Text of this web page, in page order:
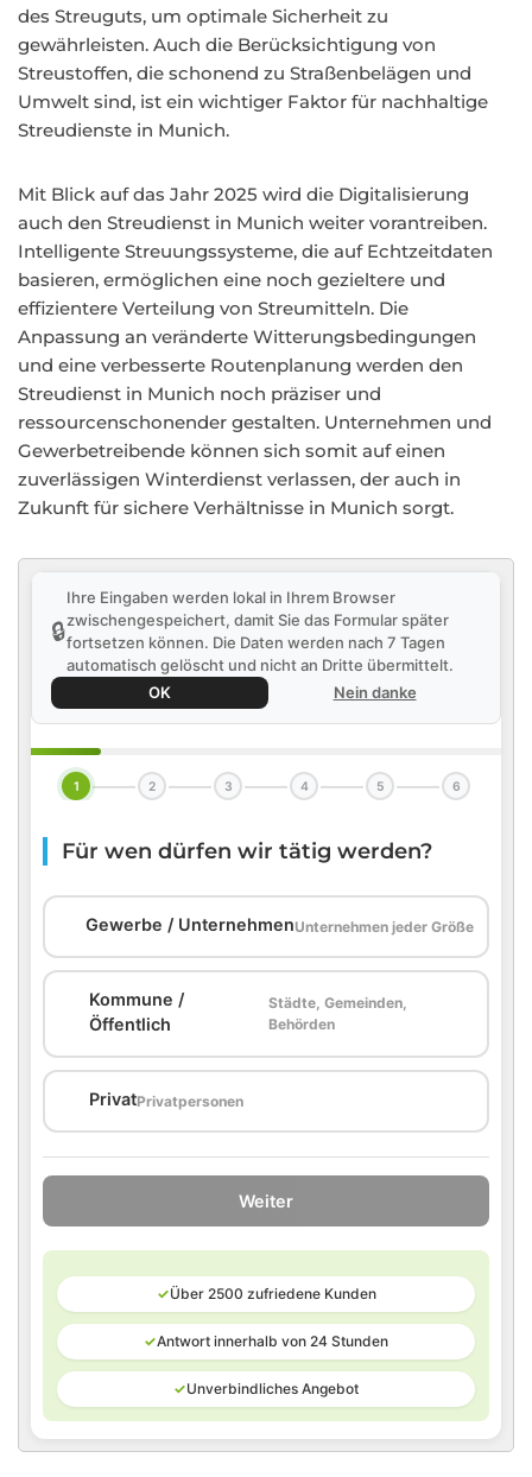
des Streuguts, um optimale Sicherheit zu
gewährleisten. Auch die Berücksichtigung von
Streustoffen, die schonend zu Straßenbelägen und
Umwelt sind, ist ein wichtiger Faktor für nachhaltige
Streudienste in Munich.
Mit Blick auf das Jahr 2025 wird die Digitalisierung
auch den Streudienst in Munich weiter vorantreiben.
Intelligente Streuungssysteme, die auf Echtzeitdaten
basieren, ermöglichen eine noch gezieltere und
effizientere Verteilung von Streumitteln. Die
Anpassung an veränderte Witterungsbedingungen
und eine verbesserte Routenplanung werden den
Streudienst in Munich noch präziser und
ressourcenschonender gestalten. Unternehmen und
Gewerbetreibende können sich somit auf einen
zuverlässigen Winterdienst verlassen, der auch in
Zukunft für sichere Verhältnisse in Munich sorgt.
🔒
Ihre Eingaben werden lokal in Ihrem Browser
zwischengespeichert, damit Sie das Formular später
fortsetzen können. Die Daten werden nach 7 Tagen
automatisch gelöscht und nicht an Dritte übermittelt.
OK
Nein danke
1 2 3 4 5 6
Für wen dürfen wir tätig werden?
Gewerbe / UnternehmenUnternehmen jeder Größe
Kommune /
Öffentlich
Städte, Gemeinden,
Behörden
PrivatPrivatpersonen
Weiter
✓Über 2500 zufriedene Kunden
✓Antwort innerhalb von 24 Stunden
✓Unverbindliches Angebot